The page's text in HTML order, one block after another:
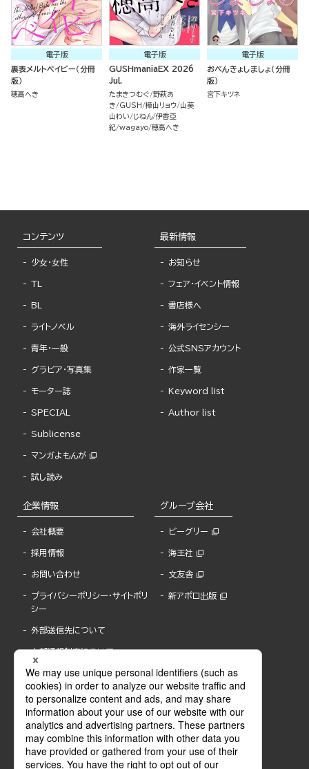
電子版
裏表メルトベイビー（分冊
版）
穂高へき
電子版
GUSHmaniaEX 2026
Jul.
たまきつむぐ 野萩あ
き
GUSH 樺山リョウ 山葵
山わい
じねん 伊香亞
紀 wagayo 穂高へき
電子版
おべんきょしましょ（分冊
版）
宮下キツネ
コンテンツ
少女・女性
TL
BL
ライトノベル
青年・一般
グラビア・写真集
モーター誌
SPECIAL
Sublicense
マンガよもんが
試し読み
最新情報
お知らせ
フェア・イベント情報
書店様へ
海外ライセンシー
公式SNSアカウント
作家一覧
Keyword list
Author list
企業情報
会社概要
採用情報
お問い合わせ
プライバシーポリシー・サイトポリ
シー
外部送信先について
内部通報制度について
グループ会社
ビーグリー
海王社
文友舎
新アポロ出版